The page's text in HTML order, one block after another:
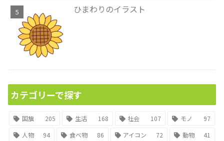
ひまわりのイラスト
カテゴリーで探す
国旗 205 生活 168 社会 107 モノ
97
人物
94 食べ物 86 アイコン 72 動物
41